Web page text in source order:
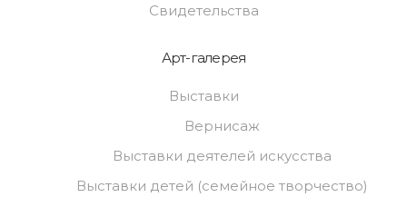
Свидетельства
Арт-галерея
Выставки
Вернисаж
Выставки деятелей искусства
Выставки детей (семейное творчество)